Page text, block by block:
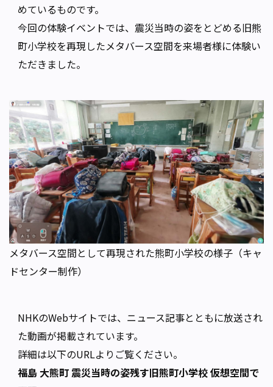
めているものです。
今回の体験イベントでは、震災当時の姿をとどめる旧熊
町小学校を再現したメタバース空間を来場者様に体験い
ただきました。
メタバース空間として再現された熊町小学校の様子（キャ
ドセンター制作）
NHKのWebサイトでは、ニュース記事とともに放送され
た動画が掲載されています。
詳細は以下のURLよりご覧ください。
福島 大熊町 震災当時の姿残す旧熊町小学校 仮想空間で